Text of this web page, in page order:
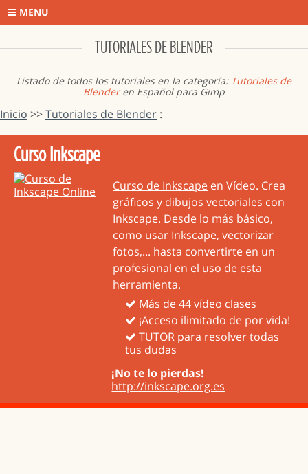
MENU
TUTORIALES DE BLENDER
Listado de todos los tutoriales en la categoría: Tutoriales de
Blenderen Español para Gimp
Inicio >>Tutoriales de Blender :
Curso Inkscape
Curso de Inkscape en Vídeo. Crea
gráficos y dibujos vectoriales con
Inkscape. Desde lo más básico,
como usar Inkscape, vectorizar
fotos,... hasta convertirte en un
profesional en el uso de esta
herramienta.
Más de 44 vídeo clases
¡Acceso ilimitado de por vida!
TUTOR para resolver todas
tus dudas
¡No te lo pierdas!
http://inkscape.org.es